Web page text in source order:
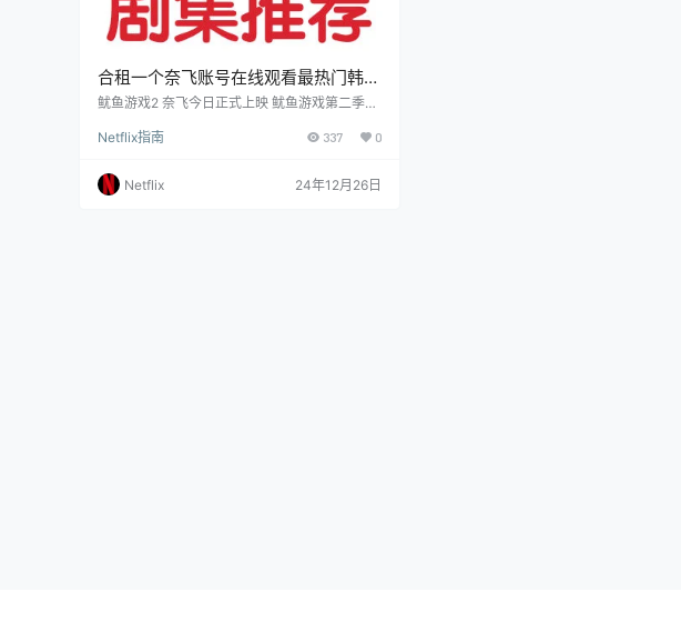
合租一个奈飞账号在线观看最热门韩剧
《鱿鱼游戏2》
鱿鱼游戏2 奈飞今日正式上映 鱿鱼游戏第二季今
（朝鲜语：오징어 게임2，英语：Squid Game
国剧集，由《鱿鱼游戏》第一季的黄东赫导演继
续执导和编剧，主演阵容由第一季的李政宰、李
Netflix指南 337 0
Netflix 24年12月26日